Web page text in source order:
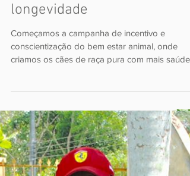
Load video
Bem estar animal, saúde e
longevidade
Começamos a campanha de incentivo e
conscientização do bem estar animal, onde